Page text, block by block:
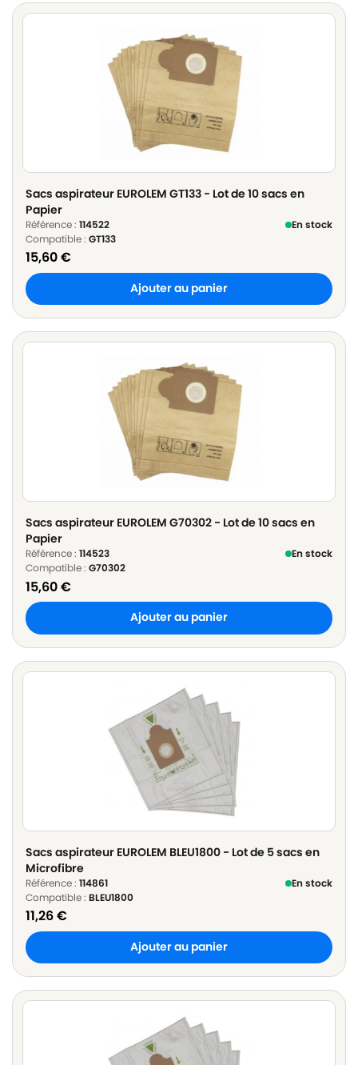
Sacs aspirateur EUROLEM GT133 - Lot de 10 sacs en
Papier
Référence : 114522
En stock
Compatible : GT133
15,60€
Ajouter au panier
Sacs aspirateur EUROLEM G70302 - Lot de 10 sacs en
Papier
Référence : 114523
En stock
Compatible : G70302
15,60€
Ajouter au panier
Sacs aspirateur EUROLEM BLEU1800 - Lot de 5 sacs en
Microfibre
Référence : 114861
En stock
Compatible : BLEU1800
11,26€
Ajouter au panier